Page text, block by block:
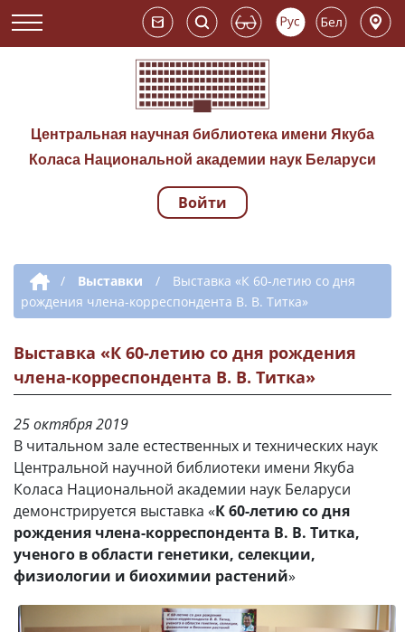
Центральная научная библиотека имени Якуба
Коласа Национальной академии наук Беларуси
Навигация по
Войти
Дополнительная навигация
/ Выставки /
Выставка «К 60-летию со дня
рождения члена-корреспондента В. В. Титка»
Выставка «К 60-летию со дня рождения
члена-корреспондента В. В. Титка»
25 октября 2019
В читальном зале естественных и технических наук
Центральной научной библиотеки имени Якуба
Коласа Национальной академии наук Беларуси
демонстрируется выставка «К 60-летию со дня
рождения члена-корреспондента В. В. Титка,
ученого в области генетики, селекции,
физиологии и биохимии растений»